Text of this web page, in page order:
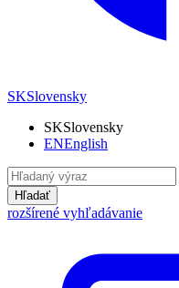
SKSlovensky
SKSlovensky
ENEnglish
Hľadať
rozšírené vyhľadávanie